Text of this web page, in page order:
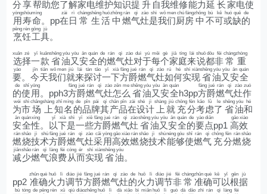
分享帮助您了解家电维护知识提 升 自我维修能力延 长家电使
用
yòng
寿
shòu
命
mìng
。pp在
zài
日
rì
常
cháng
生
shēng
活
huó
中
zhōng
燃
rán
气
qì
灶
zào
是
shì
我
wǒ
们
men
厨
chú
房
fáng
中
zhōng
不
bù
可
kě
或
huò
缺
quē
的
de
烹
pēng
饪
rèn
工
gōng
具
jù
。
选
xuǎn
择
zé
一
yī
款
kuǎn
省
shěng
油
yóu
又
yòu
安
ān
全
quán
的
de
燃
rán
气
qì
灶
zào
对
duì
于
yú
每
měi
个
gè
家
jiā
庭
tíng
来
lái
说
shuō
都
dōu
非
fēi
常
cháng
重
zhòng
要
yào
。今
jīn
天
tiān
我
wǒ
们
men
就
jiù
来
lái
探
tàn
讨
tǎo
一
yī
下
xià
方
fāng
爵
jué
燃
rán
气
qì
灶
zào
如
rú
何
hé
实
shí
现
xiàn
省
shěng
油
yóu
又
yòu
安
ān
全
quán
的
de
使
shǐ
用
yòng
。pph3方
fāng
爵
jué
燃
rán
气
qì
灶
zào
怎
zěn
么
me
省
shěng
油
yóu
又
yòu
安
ān
全
quán
h3pp方
fāng
爵
jué
燃
rán
气
qì
灶
zào
作
zuò
为
wèi
市
shì
场
chǎng
上
shàng
知
zhī
名
míng
的
de
品
pǐn
牌
pái
其
qí
产
chǎn
品
pǐn
在
zài
设
shè
计
jì
上
shàng
就
jiù
充
chōng
分
fēn
考
kǎo
虑
lǜ
了
le
省
shěng
油
yóu
和
hé
安
ān
全
quán
性
xìng
。 以
yǐ
下
xià
是
shì
一
yī
些
xiē
方
fāng
爵
jué
燃
rán
气
qì
灶
zào
省
shěng
油
yóu
又
yòu
安
ān
全
quán
的
de
要
yào
点
diǎn
pp1高
gāo
效
xiào
燃
rán
烧
shāo
技
jì
术
shù
方
fāng
爵
jué
燃
rán
气
qì
灶
zào
采
cǎi
用
yòng
高
gāo
效
xiào
燃
rán
烧
shāo
技
jì
术
shù
能
néng
够
gòu
使
shǐ
燃
rán
气
qì
充
chōng
分
fēn
燃
rán
烧
shāo
减
jiǎn
少
shǎo
燃
rán
气
qì
浪
làng
费
fèi
从
cóng
而
ér
实
shí
现
xiàn
省
shěng
油
yóu
。
pp2 准
zhǔn
确
què
火
huǒ
力
lì
调
diào
节
jié
方
fāng
爵
jué
燃
rán
气
qì
灶
zào
的
de
火
huǒ
力
lì
调
diào
节
jié
非
fēi
常
cháng
准
zhǔn
确
què
可
kě
以
yǐ
根
gēn
据
jù
bù tóng de pēng rèn xū qiú diàozhěng huǒ lì dà xiǎo bì miǎn huǒ lì guò dà dǎo zhì rán qì làng fèi